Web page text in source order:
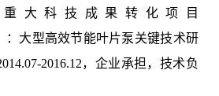
大科技成果转化项目
：大型高效节能叶片泵关键技术研
2016.12，企业承担，技术负